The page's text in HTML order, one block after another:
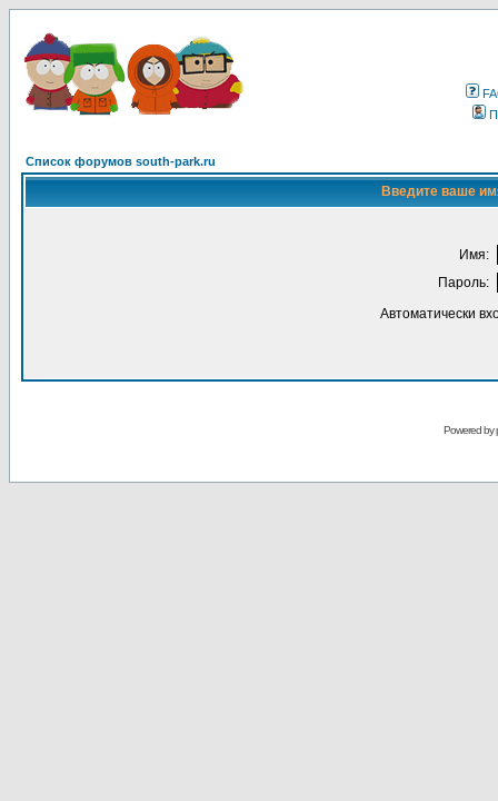
Список форумов south-park.ru
Введите ваше
Имя:
Пароль:
Автоматически
Powered by